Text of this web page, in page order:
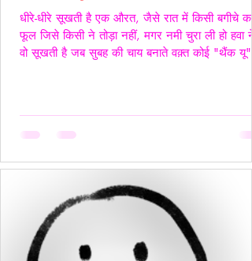
धीरे-धीरे सूखती है एक औरत, जैसे रात में किसी बगीचे का
फूल जिसे किसी ने तोड़ा नहीं, मगर नमी चुरा ली हो हवा
वो सूखती है जब सुबह की चाय बनाते वक़्त कोई "थैंक यू"
सूखती है जब उसकी पसंदें "गृहस्थी के तवे" में जल कर